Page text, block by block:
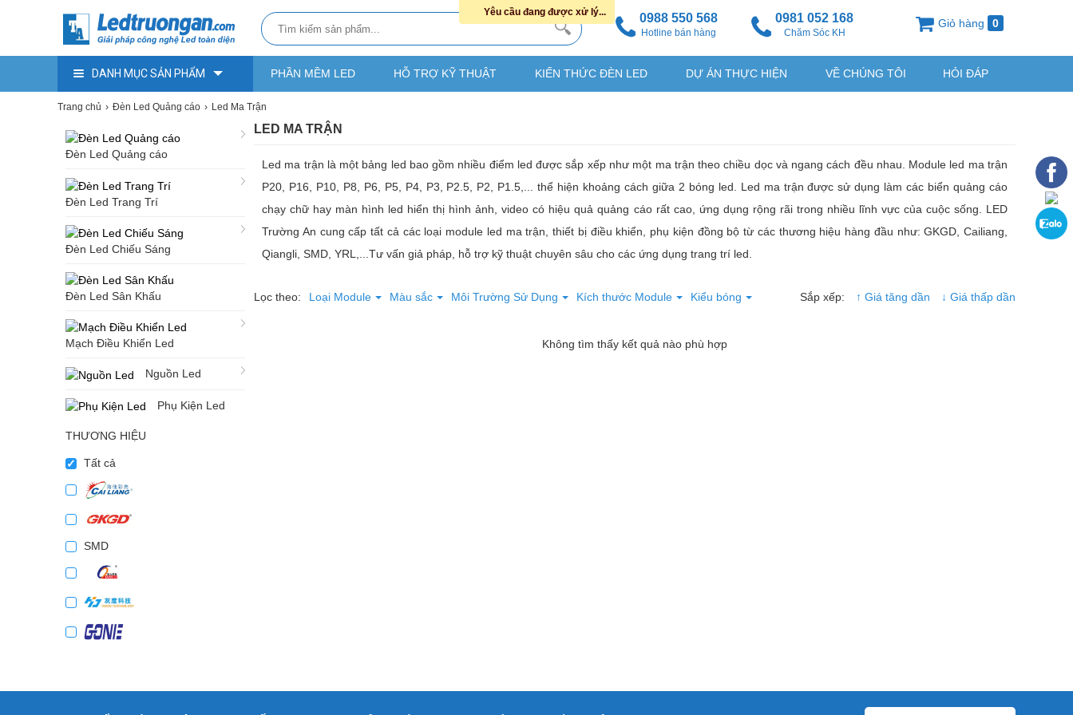
0988 550 568
Hotline bán hàng
0981 052 168
Chăm Sóc KH
Giỏ hàng 0
DANH MỤC SẢN PHẨM PHẦN MỀM LED HỖ TRỢ KỸ THUẬT KIẾN THỨC ĐÈN LED DỰ ÁN THỰC HIỆN VỀ CHÚNG TÔI HỎI ĐÁP
Trang chủ Đèn Led Quảng cáo Led Ma Trận
Đèn Led Quảng cáo
Đèn Led Trang Trí
Đèn Led Chiếu Sáng
Đèn Led Sân Khấu
Mạch Điều Khiển Led
Nguồn Led
Phụ Kiện Led
THƯƠNG HIỆU
Tất cả
SMD
LED MA TRẬN
Led ma trận là một bảng led bao gồm nhiều điểm led được sắp xếp như một ma trận theo chiều dọc và ngang cách đều nhau. Module led ma trận
P20, P16, P10, P8, P6, P5, P4, P3, P2.5, P2, P1.5,... thể hiện khoảng cách giữa 2 bóng led. Led ma trận được sử dụng làm các biển quảng cáo
chạy chữ hay màn hình led hiển thị hình ảnh, video có hiệu quả quảng cáo rất cao, ứng dụng rộng rãi trong nhiều lĩnh vực của cuộc sống. LED
Trường An cung cấp tất cả các loại module led ma trận, thiết bị điều khiển, phụ kiện đồng bộ từ các thương hiệu hàng đầu như: GKGD, Cailiang,
Qiangli, SMD, YRL,...Tư vấn giả pháp, hỗ trợ kỹ thuật chuyên sâu cho các ứng dụng trang trí led.
Lọc theo: Loại Module Màu sắc Môi Trường Sử Dụng Kích thước Module Kiểu bóng Sắp xếp: ↑ Giá tăng dần ↓ Giá thấp dần
Không tìm thấy kết quả nào phù hợp
Yêu cầu đang được xử lý...